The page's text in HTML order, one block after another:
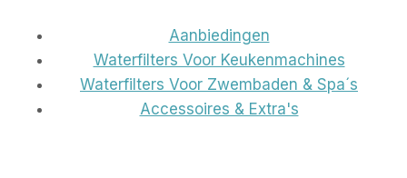
Aanbiedingen
Waterfilters Voor Keukenmachines
Waterfilters Voor Zwembaden & Spa´s
Accessoires & Extra's